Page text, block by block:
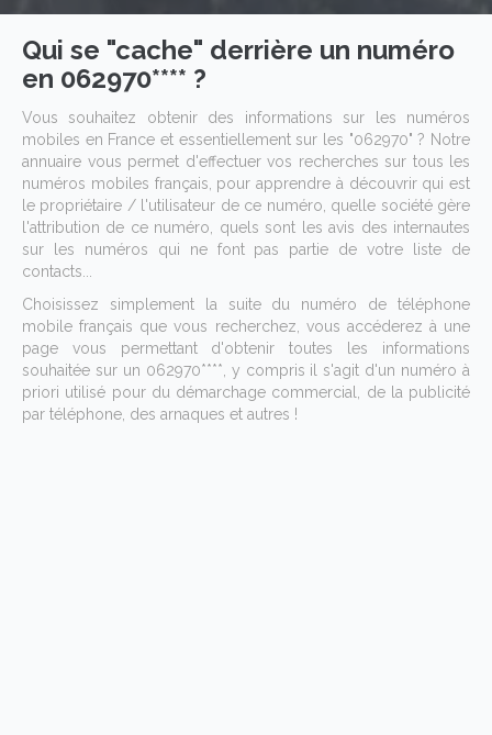
Qui se "cache" derrière un numéro
en 062970**** ?
Vous souhaitez obtenir des informations sur les numéros
mobiles en France et essentiellement sur les "062970" ? Notre
annuaire vous permet d'effectuer vos recherches sur tous les
numéros mobiles français, pour apprendre à découvrir qui est
le propriétaire / l'utilisateur de ce numéro, quelle société gère
l'attribution de ce numéro, quels sont les avis des internautes
sur les numéros qui ne font pas partie de votre liste de
contacts...
Choisissez simplement la suite du numéro de téléphone
mobile français que vous recherchez, vous accéderez à une
page vous permettant d'obtenir toutes les informations
souhaitée sur un 062970****, y compris il s'agit d'un numéro à
priori utilisé pour du démarchage commercial, de la publicité
par téléphone, des arnaques et autres !